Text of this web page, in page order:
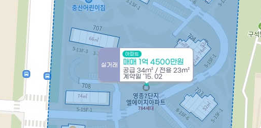
실거래
아파트
매매 1억 4500만원
공급 34m² / 전용 23m²
계약일 '15. 02